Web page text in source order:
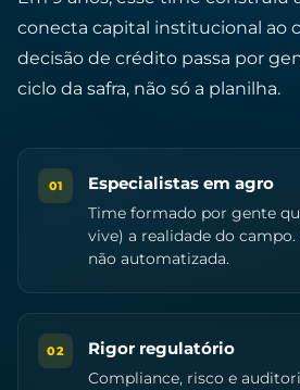
conecta capital institucional ao
decisão de crédito passa por
ciclo da safra, não só a planilha.
01 Especialistas em agro
Time formado por gente
vive) a realidade do campo.
não automatizada.
02 Rigor regulatório
Compliance, risco e